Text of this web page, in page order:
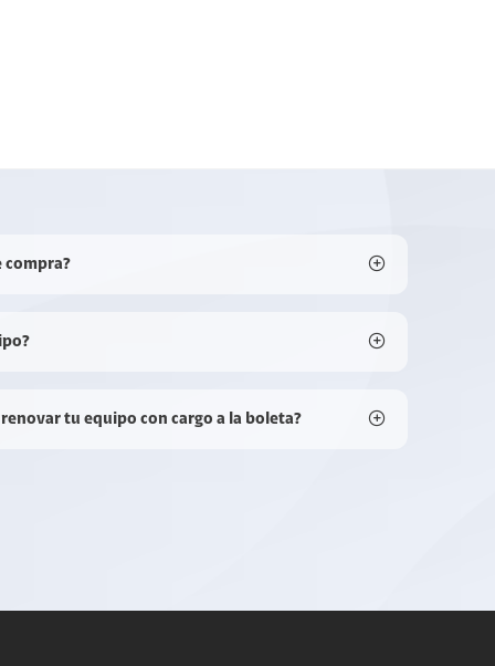
compra?
tu equipo con cargo a la boleta?